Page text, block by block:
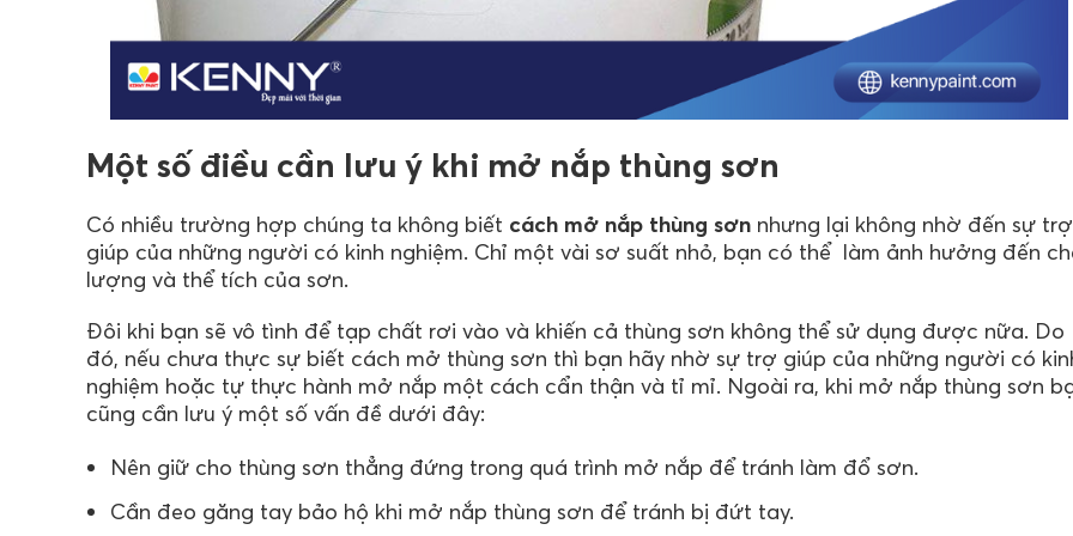
Một số điều cần lưu ý khi mở nắp thùng sơn
Có nhiều trường hợp chúng ta không biết cách mở nắp thùng sơn nhưng lại không nhờ đến sự trợ
giúp của những người có kinh nghiệm. Chỉ một vài sơ suất nhỏ, bạn có thể làm ảnh hưởng đến
lượng và thể tích của sơn.
Đôi khi bạn sẽ vô tình để tạp chất rơi vào và khiến cả thùng sơn không thể sử dụng được nữa. Do
đó, nếu chưa thực sự biết cách mở thùng sơn thì bạn hãy nhờ sự trợ giúp của những người có
nghiệm hoặc tự thực hành mở nắp một cách cẩn thận và tỉ mỉ. Ngoài ra, khi mở nắp thùng sơn
cũng cần lưu ý một số vấn đề dưới đây:
Nên giữ cho thùng sơn thẳng đứng trong quá trình mở nắp để tránh làm đổ sơn.
Cần đeo găng tay bảo hộ khi mở nắp thùng sơn để tránh bị đứt tay.